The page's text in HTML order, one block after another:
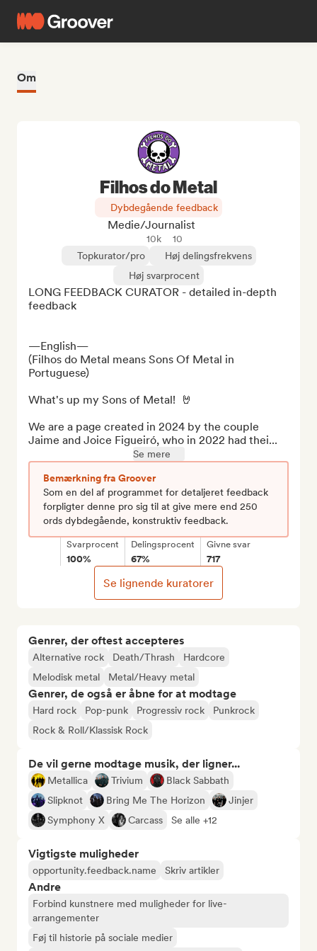
Om
Genrer, der oftest accepteres
Alternative rock Death/Thrash
Hardcore
Melodisk metal
Metal/Heavy metal
Genrer, de også er åbne for at modtage
Hard rock Pop-punk Progressiv rock
Punkrock
Rock & Roll/Klassisk Rock
De vil gerne modtage musik, der ligner...
Metallica Trivium
Black Sabbath
Slipknot
Bring Me The Horizon
Jinjer
Symphony X
Carcass Se alle +12
Vigtigste muligheder
opportunity.feedback.name Skriv artikler
Andre
Forbind kunstnere med muligheder for live-
arrangementer
Føj til historie på sociale medier
Filhos do Metal
Dybdegående feedback
Medie/journalist
10k
10
Topkurator/pro
Høj delingsfrekvens
Høj svarprocent
LONG FEEDBACK CURATOR - detailed in-depth
feedback
—English—
(Filhos do Metal means Sons Of Metal in
Portuguese)
What's up my Sons of Metal!  🤘
We are a page created in 2024 by the couple
Jaime and Joice Figueiró, who in 2022 had thei...
Se mere
Bemærkning fra Groover
Som en del af programmet for detaljeret feedback
forpligter denne pro sig til at give mere end 250
ords dybdegående, konstruktiv feedback.
Svarprocent
100%
Delingsprocent
67%
Givne svar
717
Se lignende kuratorer